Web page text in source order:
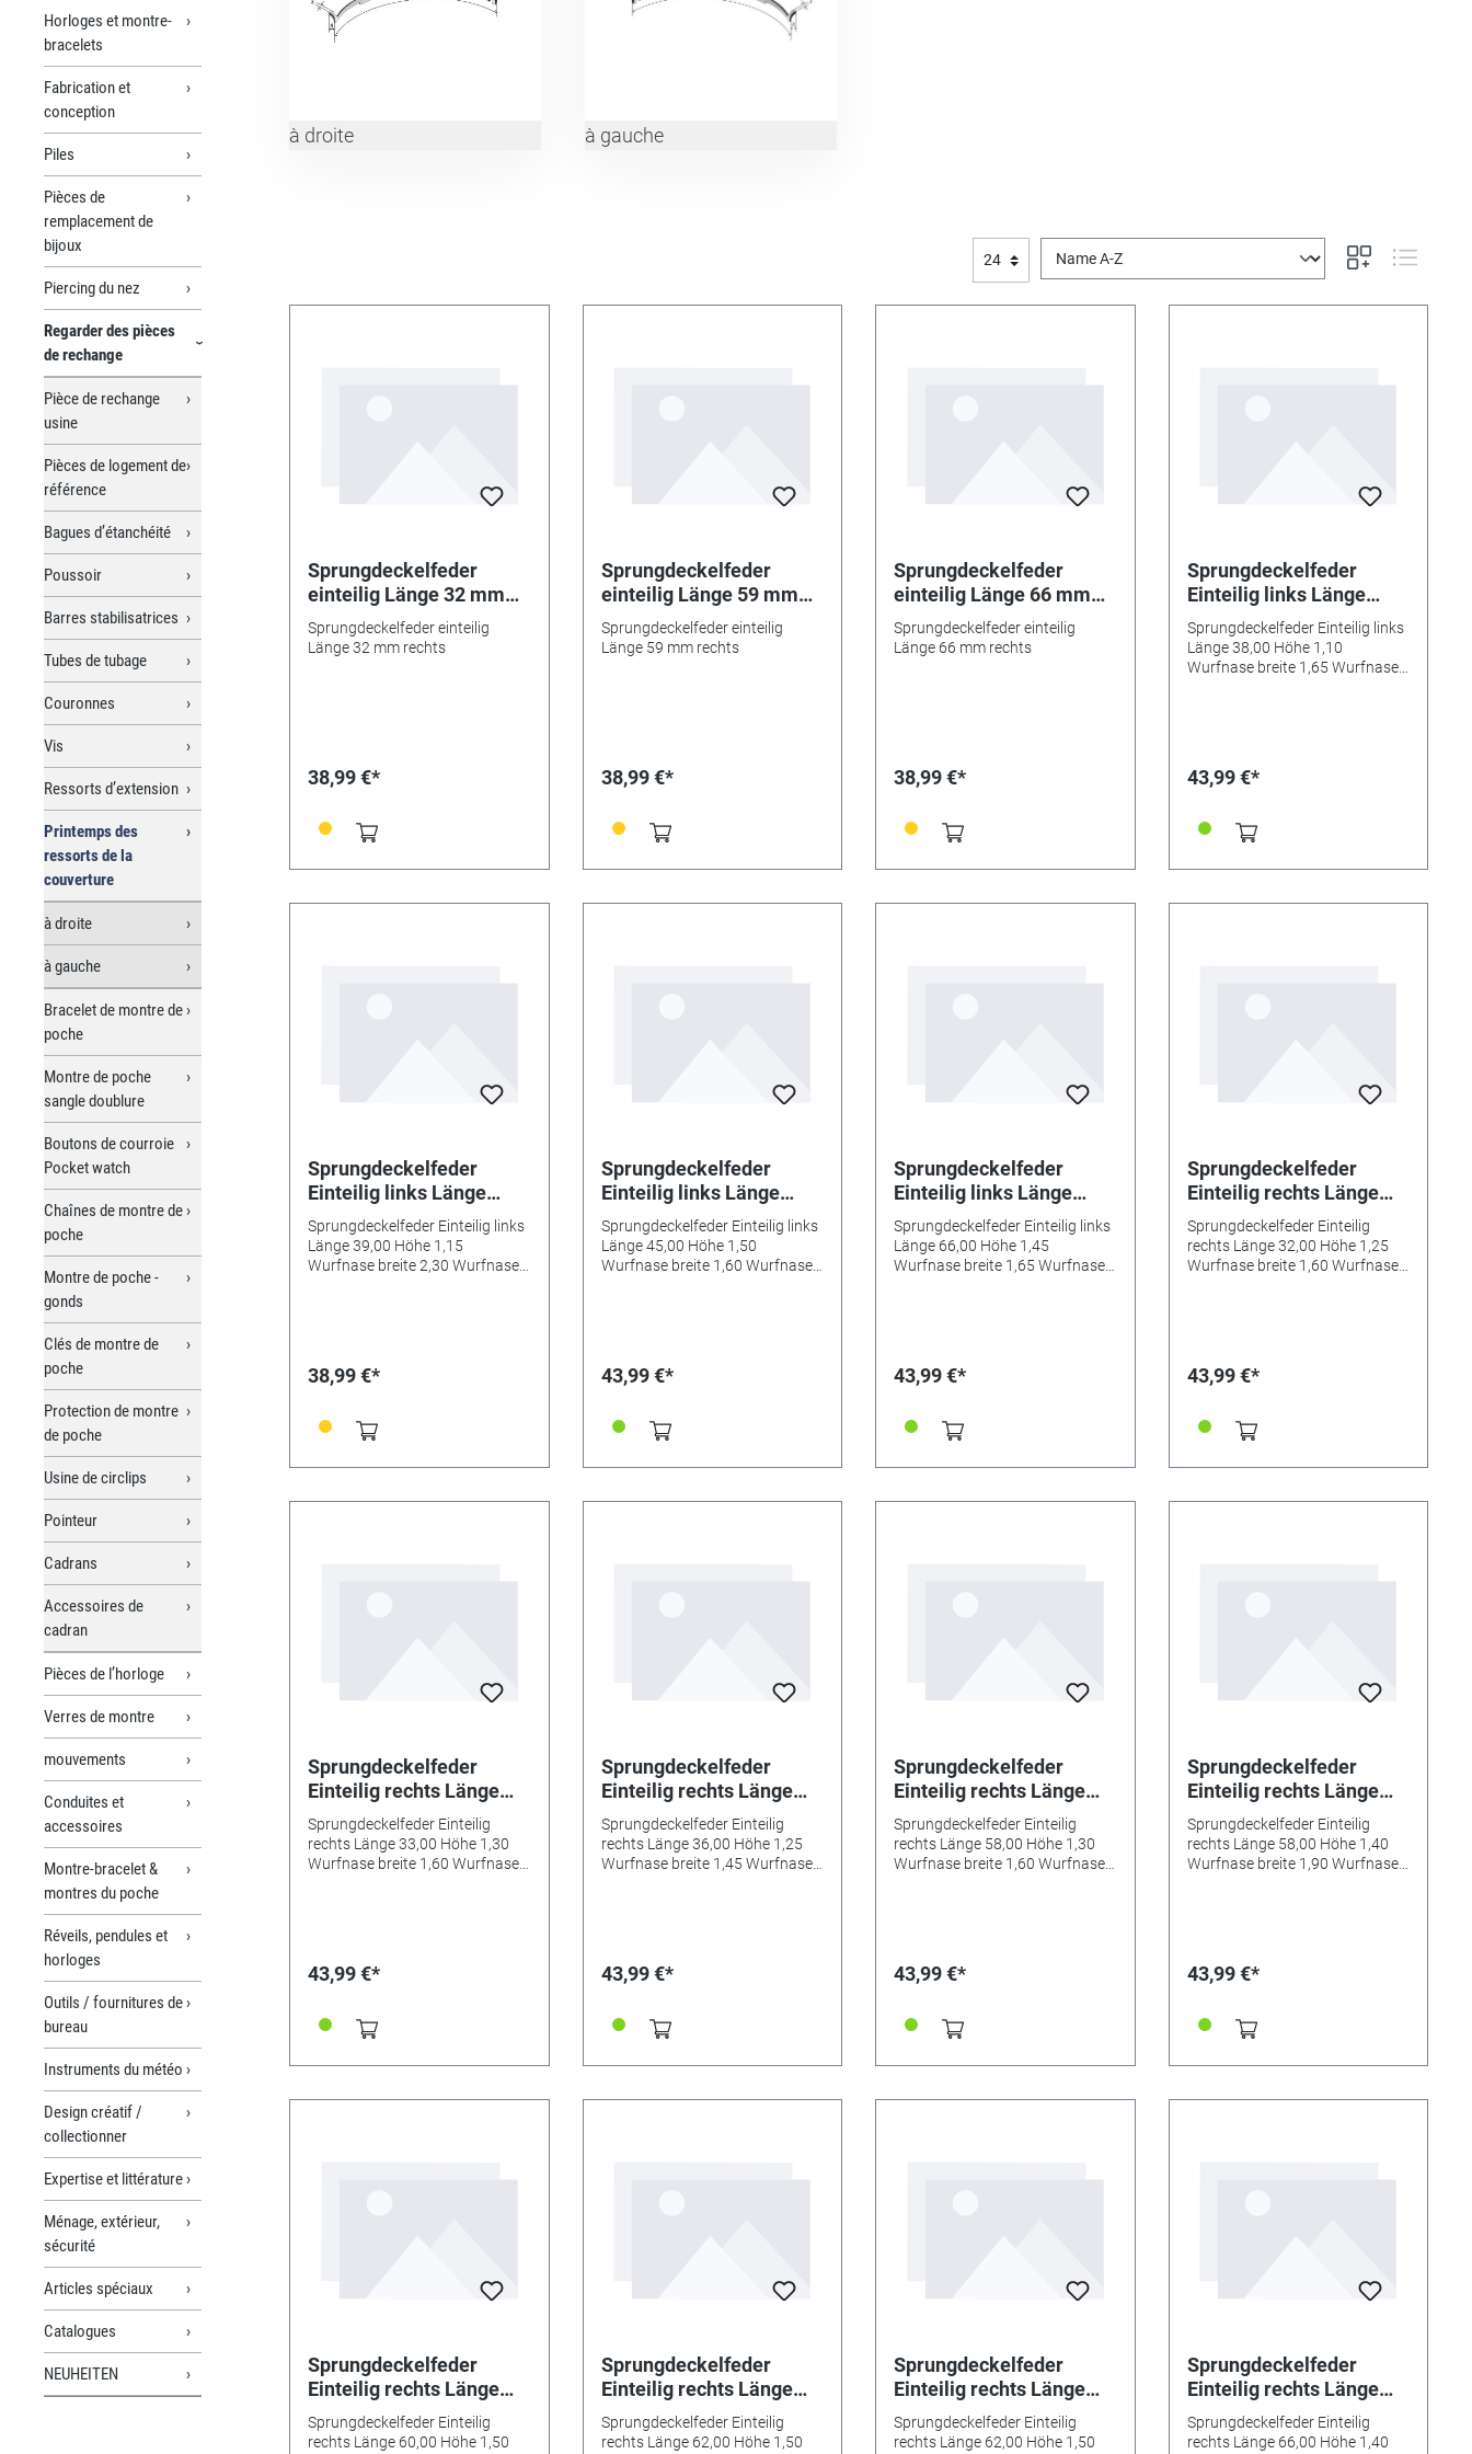
Horloges et montre-
bracelets
Fabrication et
conception
Piles
Pièces de
remplacement de
bijoux
Piercing du nez
Regarder des pièces
de rechange
Pièce de rechange
usine
Pièces de logement de
référence
Bagues d’étanchéité
Poussoir
Barres stabilisatrices
Tubes de tubage
Couronnes
Vis
Ressorts d’extension
Printemps des
ressorts de la
couverture
à droite
à gauche
Bracelet de montre de
poche
Montre de poche
sangle doublure
Boutons de courroie
Pocket watch
Chaînes de montre de
poche
Montre de poche -
gonds
Clés de montre de
poche
Protection de montre
de poche
Usine de circlips
Pointeur
Cadrans
Accessoires de
cadran
Pièces de l’horloge
Verres de montre
mouvements
Conduites et
accessoires
Montre-bracelet &
montres du poche
Réveils, pendules et
horloges
Outils / fournitures de
bureau
Instruments du météo
Design créatif /
collectionner
Expertise et littérature
Ménage, extérieur,
sécurité
Articles spéciaux
Catalogues
NEUHEITEN
à droite à gauche
Sprungdeckelfeder
einteilig Länge 32 mm
rechts
Sprungdeckelfeder einteilig
Länge 32 mm rechts
38,99 €*
Sprungdeckelfeder
einteilig Länge 59 mm
rechts
Sprungdeckelfeder einteilig
Länge 59 mm rechts
38,99 €*
Sprungdeckelfeder
einteilig Länge 66 mm
rechts
Sprungdeckelfeder einteilig
Länge 66 mm rechts
38,99 €*
Sprungdeckelfeder
Einteilig links Länge
38,00 Höhe 1,10
Wurfnase breite 1,65
Wurfnase tiefe 1,50
Sprungdeckelfeder Einteilig links
Länge 38,00 Höhe 1,10
Wurfnase breite 1,65 Wurfnase
43,99 €*
Sprungdeckelfeder
Einteilig links Länge
39,00 Höhe 1,15
Wurfnase breite 2,30
Wurfnase tiefe 1,70
Sprungdeckelfeder Einteilig links
Länge 39,00 Höhe 1,15
Wurfnase breite 2,30 Wurfnase
38,99 €*
Sprungdeckelfeder
Einteilig links Länge
45,00 Höhe 1,50
Wurfnase breite 1,60
Wurfnase tiefe 1,20
Sprungdeckelfeder Einteilig links
Länge 45,00 Höhe 1,50
Wurfnase breite 1,60 Wurfnase
43,99 €*
Sprungdeckelfeder
Einteilig links Länge
66,00 Höhe 1,45
Wurfnase breite 1,65
Wurfnase tiefe 1,35
Sprungdeckelfeder Einteilig links
Länge 66,00 Höhe 1,45
Wurfnase breite 1,65 Wurfnase
43,99 €*
Sprungdeckelfeder
Einteilig rechts Länge
32,00 Höhe 1,25
Wurfnase breite 1,60
Wurfnase tiefe 1,10
Sprungdeckelfeder Einteilig
rechts Länge 32,00 Höhe 1,25
Wurfnase breite 1,60 Wurfnase
43,99 €*
Sprungdeckelfeder
Einteilig rechts Länge
33,00 Höhe 1,30
Wurfnase breite 1,60
Wurfnase tiefe 3,25
Sprungdeckelfeder Einteilig
rechts Länge 33,00 Höhe 1,30
Wurfnase breite 1,60 Wurfnase
43,99 €*
Sprungdeckelfeder
Einteilig rechts Länge
36,00 Höhe 1,25
Wurfnase breite 1,45
Wurfnase tiefe 1,00
Sprungdeckelfeder Einteilig
rechts Länge 36,00 Höhe 1,25
Wurfnase breite 1,45 Wurfnase
43,99 €*
Sprungdeckelfeder
Einteilig rechts Länge
58,00 Höhe 1,30
Wurfnase breite 1,60
Wurfnase tiefe 1,30
Sprungdeckelfeder Einteilig
rechts Länge 58,00 Höhe 1,30
Wurfnase breite 1,60 Wurfnase
43,99 €*
Sprungdeckelfeder
Einteilig rechts Länge
58,00 Höhe 1,40
Wurfnase breite 1,90
Wurfnase tiefe 1,50
Sprungdeckelfeder Einteilig
rechts Länge 58,00 Höhe 1,40
Wurfnase breite 1,90 Wurfnase
43,99 €*
Sprungdeckelfeder
Einteilig rechts Länge
60,00 Höhe 1,50
Wurfnase breite 1,60
Sprungdeckelfeder Einteilig
rechts Länge 60,00 Höhe 1,50
Sprungdeckelfeder
Einteilig rechts Länge
62,00 Höhe 1,50
Wurfnase breite 1,60
Sprungdeckelfeder Einteilig
rechts Länge 62,00 Höhe 1,50
Sprungdeckelfeder
Einteilig rechts Länge
62,00 Höhe 1,50
Wurfnase breite 2,10
Sprungdeckelfeder Einteilig
rechts Länge 62,00 Höhe 1,50
Sprungdeckelfeder
Einteilig rechts Länge
66,00 Höhe 1,40
Wurfnase breite 1,65
Sprungdeckelfeder Einteilig
rechts Länge 66,00 Höhe 1,40